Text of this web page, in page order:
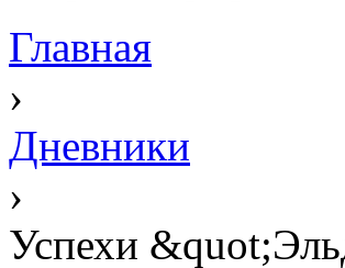
Главная
›
Дневники
›
Успехи